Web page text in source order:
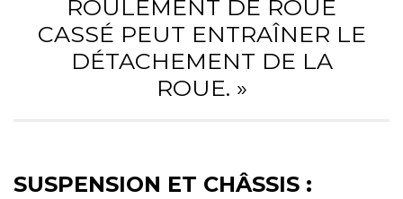
ROULEMENT DE ROUE
CASSÉ PEUT ENTRAÎNER LE
DÉTACHEMENT DE LA
ROUE. »
SUSPENSION ET CHÂSSIS :